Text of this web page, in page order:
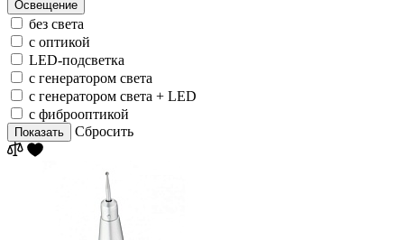
Освещение
без света
с оптикой
LED-подсветка
с генератором света
с генератором света + LED
с фиброоптикой
Показать Сбросить